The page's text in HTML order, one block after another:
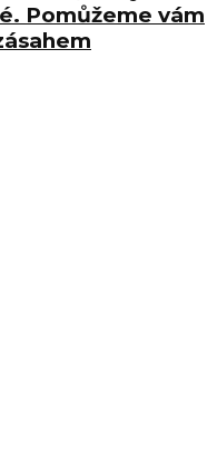
Pomůžeme vám